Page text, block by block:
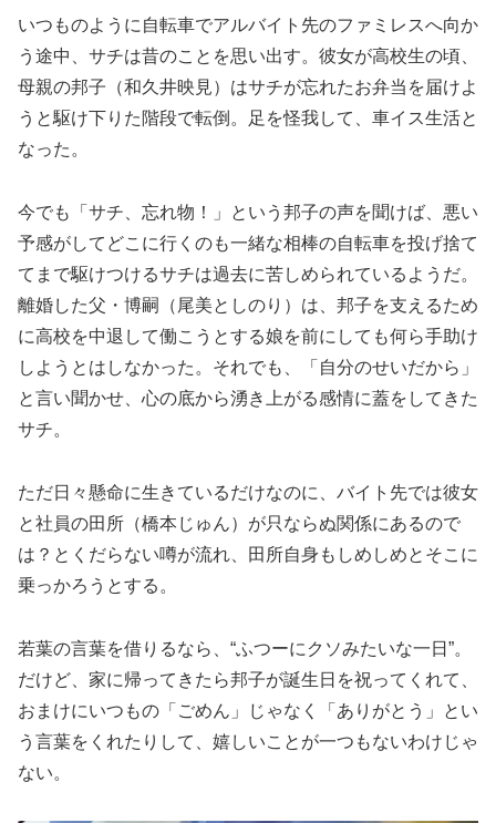
いつものように自転車でアルバイト先のファミレスへ向か
う途中、サチは昔のことを思い出す。彼女が高校生の頃、
母親の邦子（和久井映見）はサチが忘れたお弁当を届けよ
うと駆け下りた階段で転倒。足を怪我して、車イス生活と
なった。
今でも「サチ、忘れ物！」という邦子の声を聞けば、悪い
予感がしてどこに行くのも一緒な相棒の自転車を投げ捨て
てまで駆けつけるサチは過去に苦しめられているようだ。
離婚した父・博嗣（尾美としのり）は、邦子を支えるため
に高校を中退して働こうとする娘を前にしても何ら手助け
しようとはしなかった。それでも、「自分のせいだから」
と言い聞かせ、心の底から湧き上がる感情に蓋をしてきた
サチ。
ただ日々懸命に生きているだけなのに、バイト先では彼女
と社員の田所（橋本じゅん）が只ならぬ関係にあるので
は？とくだらない噂が流れ、田所自身もしめしめとそこに
乗っかろうとする。
若葉の言葉を借りるなら、“ふつーにクソみたいな一日”。
だけど、家に帰ってきたら邦子が誕生日を祝ってくれて、
おまけにいつもの「ごめん」じゃなく「ありがとう」とい
う言葉をくれたりして、嬉しいことが一つもないわけじゃ
ない。